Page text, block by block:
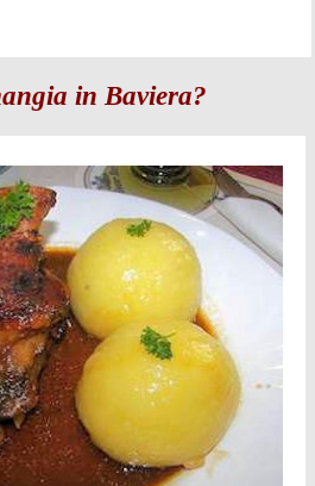
in Baviera?